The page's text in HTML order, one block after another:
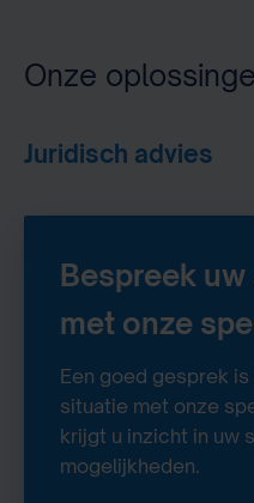
Onze
Juridisch advies
Bespreek
met onze
Een goed gesprek
situatie met onze
krijgt u inzicht in uw
mogelijkheden.